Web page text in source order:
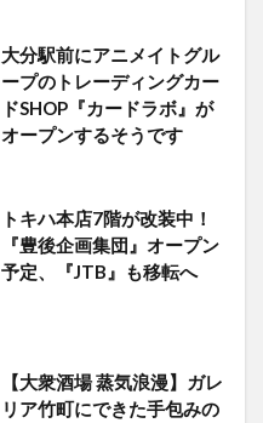
大分駅前にアニメイトグル
ープのトレーディングカー
ドSHOP『カードラボ』が
オープンするそうです
トキハ本店7階が改装中！
『豊後企画集団』オープン
予定、『JTB』も移転へ
【大衆酒場 蒸気浪漫】ガレ
リア竹町にできた手包みの